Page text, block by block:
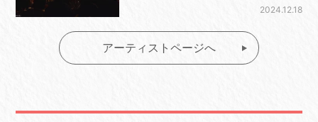
2024.12.18
アーティストページへ